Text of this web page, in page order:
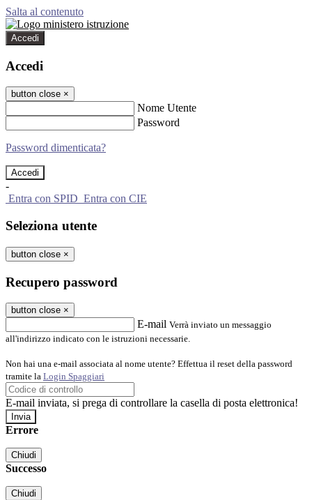
Salta al contenuto
Accedi
Accedi
button close ×
Nome Utente
Password
Password dimenticata?
-
Entra con SPID Entra con CIE
Seleziona utente
button close ×
Recupero password
button close ×
E-mail Verrà inviato un messaggio
all'indirizzo indicato con le istruzioni necessarie.
Non hai una e-mail associata al nome utente? Effettua il reset della password
tramite la Login Spaggiari
E-mail inviata, si prega di controllare la casella di posta elettronica!
Errore
Chiudi
Successo
Chiudi